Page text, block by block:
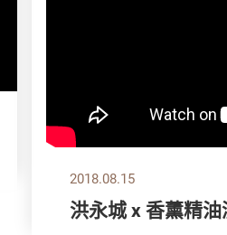
2018.08.15
洪永城 x 香薰精